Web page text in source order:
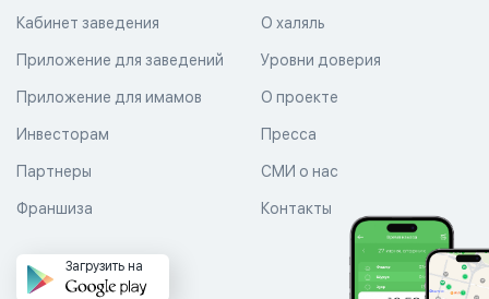
О халяль
Уровни доверия
Кабинет заведения
Приложение для заведений
Приложение для имамов О проекте
Пресса
СМИ о нас
Контакты
Инвесторам
Партнеры
Франшиза
Загрузить на